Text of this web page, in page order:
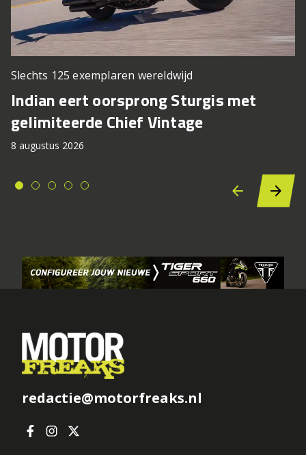
Slechts 125 exemplaren wereldwijd
Indian eert oorsprong Sturgis met
gelimiteerde Chief Vintage
8 augustus 2026
redactie@motorfreaks.nl